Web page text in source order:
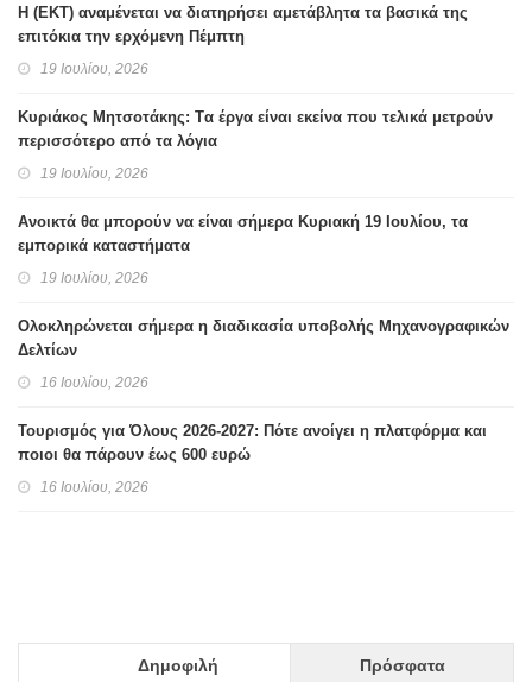
H (ΕΚΤ) αναμένεται να διατηρήσει αμετάβλητα τα βασικά της
επιτόκια την ερχόμενη Πέμπτη
19 Ιουλίου, 2026
Κυριάκος Μητσοτάκης: Tα έργα είναι εκείνα που τελικά μετρούν
περισσότερο από τα λόγια
19 Ιουλίου, 2026
Ανοικτά θα μπορούν να είναι σήμερα Κυριακή 19 Ιουλίου, τα
εμπορικά καταστήματα
19 Ιουλίου, 2026
Ολοκληρώνεται σήμερα η διαδικασία υποβολής Μηχανογραφικών
Δελτίων
16 Ιουλίου, 2026
Τουρισμός για Όλους 2026-2027: Πότε ανοίγει η πλατφόρμα και
ποιοι θα πάρουν έως 600 ευρώ
16 Ιουλίου, 2026
Δημοφιλή Πρόσφατα